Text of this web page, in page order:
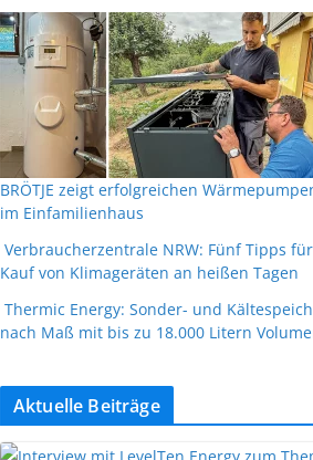
BRÖTJE zeigt erfolgreichen
im Einfamilienhaus
Verbraucherzentrale NRW: Fünf Tipps
Kauf von Klimageräten an heißen Tagen
Thermic Energy: Sonder- und
nach Maß mit bis zu 18.000 Litern
Aktuelle Beiträge